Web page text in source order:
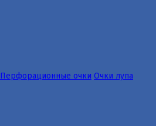
Перфорационные очки Очки лупа